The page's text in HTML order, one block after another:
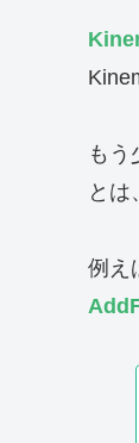
もう
とは
例え